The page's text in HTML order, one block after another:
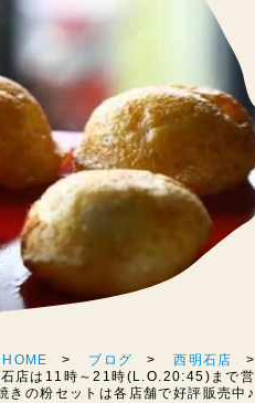
ブログ
西明石店
店は11時～21時(L.O.20:45)まで営
の粉セットは各店舗で好評販売中♪